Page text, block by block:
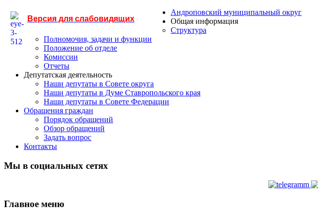
Версия для слабовидящих
Андроповский муниципальный округ
Общая информация
Структура
Полномочия, задачи и функции
Положение об отделе
Комиссии
Отчеты
Депутатская деятельность
Наши депутаты в Совете округа
Наши депутаты в Думе Ставропольского края
Наши депутаты в Совете Федерации
Обращения граждан
Порядок обращений
Обзор обращений
Задать вопрос
Контакты
Мы в социальных сетях
Главное меню